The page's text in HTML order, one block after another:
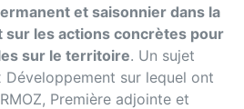
et saisonnier dans la
sur les actions concrètes pour
sur le territoire. Un sujet
Développement sur lequel ont
Première adjointe et